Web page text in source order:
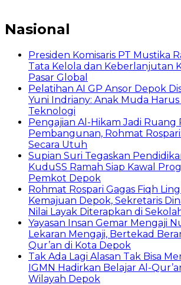
Nasional
Presiden Komisaris PT Mustika
Tata Kelola dan Keberlanjutan
Pasar Global
Pelatihan AI GP Ansor Depok
Yuni Indriany: Anak Muda
Teknologi
Pengajian Al-Hikam Jadi Ruang
Pembangunan, Rohmat
Secara Utuh
Supian Suri Tegaskan
KuduSS Ramah Siap Kawal
Pemkot Depok
Rohmat Rospari Gagas Fiqh
Kemajuan Depok, Sekretaris
Nilai Layak Diterapkan di
Yayasan Insan Gemar Mengaji
Lekaran Mengaji, Bertekad
Qur’an di Kota Depok
Tak Ada Lagi Alasan Tak Bisa
IGMN Hadirkan Belajar Al-
Wilayah Depok